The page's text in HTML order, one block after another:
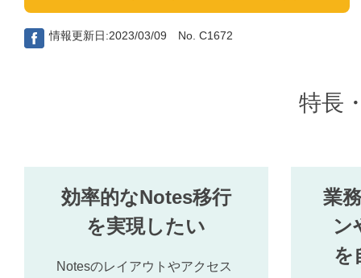
情報更新日:2023/03/09 No. C1672
特長
効率的なNotes移行
を実現したい
Notesのレイアウトやアクセス
業
ン
を